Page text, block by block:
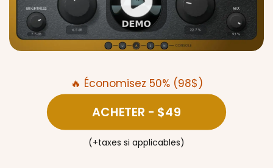
🔥 Économisez 50% (98$)
ACHETER - $49
(+taxes si applicables)